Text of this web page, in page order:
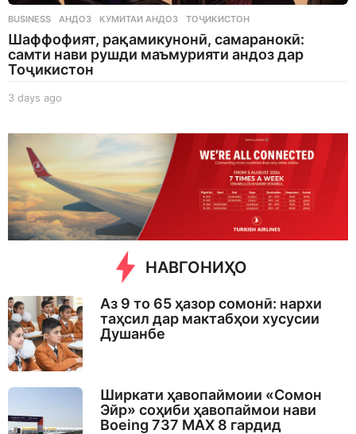
BUSINESS АНДОЗ ,КУМИТАИ АНДОЗ ,ТОҶИКИСТОН
Шаффофият, рақамикунонӣ, самаранокӣ:
самти нави рушди маъмурияти андоз дар
Тоҷикистон
3 days ago
g
o
НАВГОНИҲО
Аз 9 то 65 ҳазор сомонӣ: нархи
таҳсил дар мактабҳои хусусии
Душанбе
Ширкати ҳавопаймоии «Сомон
Эйр» соҳиби ҳавопаймои нави
Boeing 737 MAX 8 гардид